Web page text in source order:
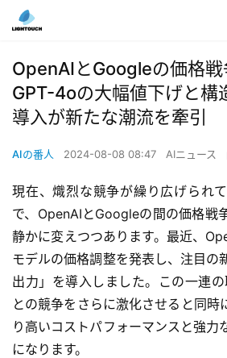
OpenAIとGoogleの価格戦
GPT-4oの大幅値下げと構
導入が新たな潮流を牽引
AIの番人 2024-08-08 08:47 AIニュース
現在、熾烈な競争が繰り広げられ
で、OpenAIとGoogleの間の価格戦
静かに変えつつあります。最近、
モデルの価格調整を発表し、注目の
出力」を導入しました。この一連
との競争をさらに激化させると同時
り高いコストパフォーマンスと強力
になります。